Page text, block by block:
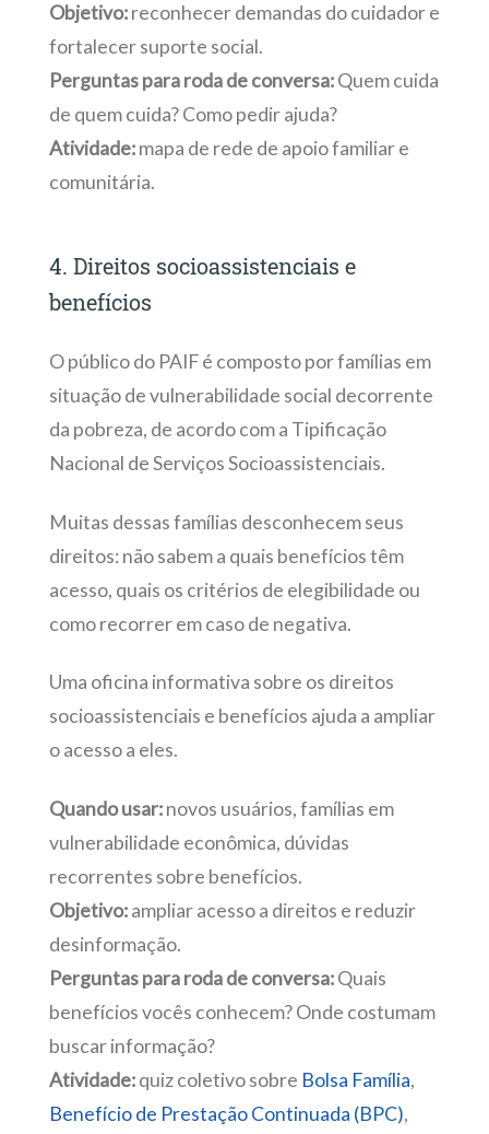
Objetivo:reconhecer demandas do cuidador e
fortalecer suporte social.
Perguntas para roda de conversa:Quem cuida
de quem cuida? Como pedir ajuda?
Atividade:mapa de rede de apoio familiar e
comunitária.
4. Direitos socioassistenciais e
benefícios
O público do PAIF é composto por famílias em
situação de vulnerabilidade social decorrente
da pobreza, de acordo com a Tipificação
Nacional de Serviços Socioassistenciais.
Muitas dessas famílias desconhecem seus
direitos: não sabem a quais benefícios têm
acesso, quais os critérios de elegibilidade ou
como recorrer em caso de negativa.
Uma oficina informativa sobre os direitos
socioassistenciais e benefícios ajuda a ampliar
o acesso a eles.
Quando usar:novos usuários, famílias em
vulnerabilidade econômica, dúvidas
recorrentes sobre benefícios.
Objetivo:ampliar acesso a direitos e reduzir
desinformação.
Perguntas para roda de conversa:Quais
benefícios vocês conhecem? Onde costumam
buscar informação?
Atividade:quiz coletivo sobre Bolsa Família,
Benefício de Prestação Continuada (BPC),